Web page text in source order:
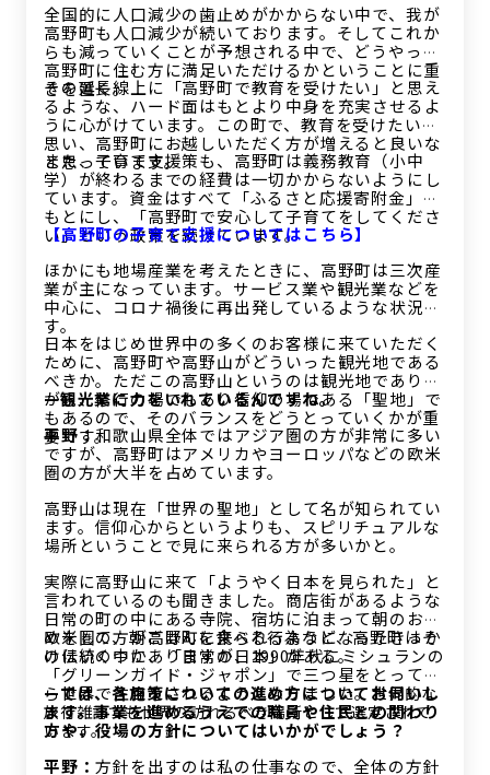
全国的に人口減少の歯止めがかからない中で、我が
高野町も人口減少が続いております。そしてこれか
らも減っていくことが予想される中で、どうやって
高野町に住む方に満足いただけるかということに重
きを置く。
その延長線上に「高野町で教育を受けたい」と思え
るような、ハード面はもとより中身を充実させるよ
うに心がけています。この町で、教育を受けたいと
思い、高野町にお越しいただく方が増えると良いな
と思っています。
また、子育て支援策も、高野町は義務教育（小中
学）が終わるまでの経費は一切かからないようにし
ています。資金はすべて「ふるさと応援寄附金」を
もとにし、「高野町で安心して子育てをしてくださ
い」という政策を続けています。
【高野町の子育て支援についてはこちら】
ほかにも地場産業を考えたときに、高野町は三次産
業が主になっています。サービス業や観光業などを
中心に、コロナ禍後に再出発しているような状況で
す。
日本をはじめ世界中の多くのお客様に来ていただく
ために、高野町や高野山がどういった観光地である
べきか。ただこの高野山というのは観光地でありな
がら、修行の場でもあり信仰の場である「聖地」で
もあるので、そのバランスをどうとっていくかが重
要です。
—観光業に力をいれているんですね。
平野：和歌山県全体ではアジア圏の方が非常に多い
ですが、高野町はアメリカやヨーロッパなどの欧米
圏の方が大半を占めています。
高野山は現在「世界の聖地」として名が知られてい
ます。信仰心からというよりも、スピリチュアルな
場所ということで見に来られる方が多いかと。
実際に高野山に来て「ようやく日本を見られた」と
言われているのも聞きました。商店街があるような
日常の町の中にある寺院、宿坊に泊まって朝のお勤
めをして、朝ごはんを食べる行為など、高野町はそ
の伝統の中に、「日常の日本」がある。
欧米圏の方が高野町に来られるようになったきっか
けはいくつかありますが、1990年代にミシュランの
「グリーンガイド・ジャポン」で三つ星をとってか
ら世界で注目をされるようになりました。世界的な
旅行雑誌でも世界の訪れるべき場所として選定されて
います。
—では、各施策についての進め方についてお伺いし
ます。事業を進めるうえでの職員や住民との関わり
方や、役場の方針についてはいかがでしょう？
平野：方針を出すのは私の仕事なので、全体の方針